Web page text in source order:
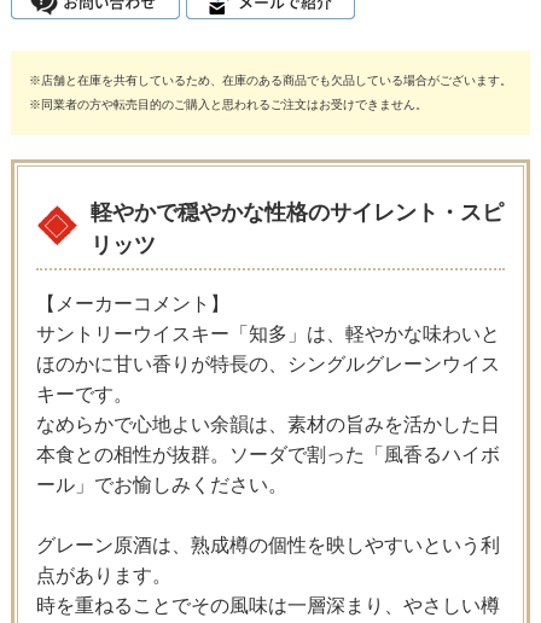
※店舗と在庫を共有しているため、在庫のある商品でも欠品している場合がございます。
※同業者の方や転売目的のご購入と思われるご注文はお受けできません。
軽やかで穏やかな性格のサイレント・スピ
リッツ
【メーカーコメント】
サントリーウイスキー「知多」は、軽やかな味わいと
ほのかに甘い香りが特長の、シングルグレーンウイス
キーです。
なめらかで心地よい余韻は、素材の旨みを活かした日
本食との相性が抜群。ソーダで割った「風香るハイボ
ール」でお愉しみください。
グレーン原酒は、熟成樽の個性を映しやすいという利
点があります。
時を重ねることでその風味は一層深まり、やさしい樽